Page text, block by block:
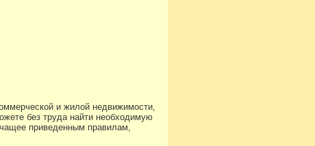
и жилой недвижимости,
без труда найти необходимую
приведенным правилам,